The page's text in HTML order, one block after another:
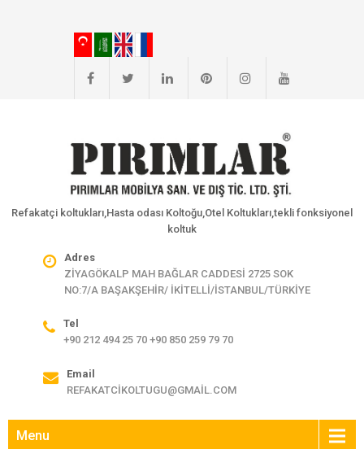
Refakatçi koltukları,Hasta odası Koltoğu,Otel Koltukları,tekli fonksiyonel
koltuk
Adres
ZİYAGÖKALP MAH BAĞLAR CADDESİ 2725 SOK
NO:7/A BAŞAKŞEHİR/ İKİTELLİ/İSTANBUL/TÜRKİYE
Tel
+90 212 494 25 70 +90 850 259 79 70
Email
REFAKATCIKOLTUGU@GMAIL.COM
Menu